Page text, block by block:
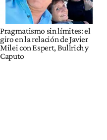
Pragmatismo sin límites: el
giro en la relación de Javier
Milei con Espert, Bullrich y
Caputo